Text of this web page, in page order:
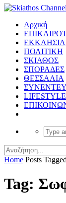
Αρχική
ΕΚΚΛΗΣΙΑ
ΠΟΛΙΤΙΚΗ
ΣΚΙΑΘΟΣ
ΣΠΟΡΑΔΕΣ
ΘΕΣΣΑΛΙΑ
LIFESTYLE
Home Posts
Tag: